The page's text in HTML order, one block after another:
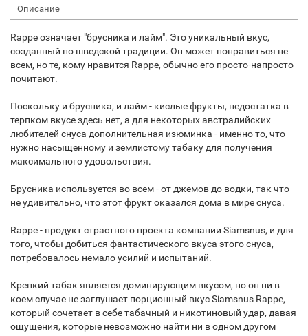
Описание
Rappe означает "брусника и лайм". Это уникальный вкус,
созданный по шведской традиции. Он может понравиться не
всем, но те, кому нравится Rappe, обычно его просто-напросто
почитают.
Поскольку и брусника, и лайм - кислые фрукты, недостатка в
терпком вкусе здесь нет, а для некоторых австралийских
любителей снуса дополнительная изюминка - именно то, что
нужно насыщенному и землистому табаку для получения
максимального удовольствия.
Брусника используется во всем - от джемов до водки, так что
не удивительно, что этот фрукт оказался дома в мире снуса.
Rappe - продукт страстного проекта компании Siamsnus, и для
того, чтобы добиться фантастического вкуса этого снуса,
потребовалось немало усилий и испытаний.
Крепкий табак является доминирующим вкусом, но он ни в
коем случае не заглушает порционный вкус Siamsnus Rappe,
который сочетает в себе табачный и никотиновый удар, давая
ощущения, которые невозможно найти ни в одном другом